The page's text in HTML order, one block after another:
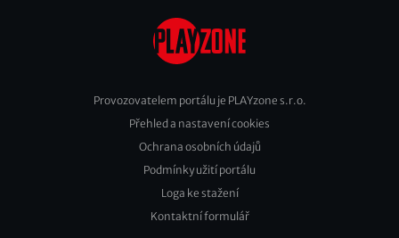
Footer
Provozovatelem portálu je PLAYzone s.r.o.
Přehled a nastavení cookies
Ochrana osobních údajů
Podmínky užití portálu
Loga ke stažení
Kontaktní formulář